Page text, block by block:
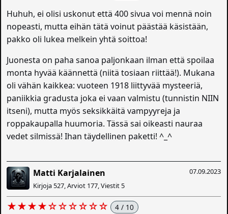
Huhuh, ei olisi uskonut että 400 sivua voi mennä noin
nopeasti, mutta eihän tätä voinut päästää käsistään,
pakko oli lukea melkein yhtä soittoa!
Juonesta on paha sanoa paljonkaan ilman että spoilaa
monta hyvää käännettä (niitä tosiaan riittää!). Mukana
oli vähän kaikkea: vuoteen 1918 liittyvää mysteeriä,
paniikkia gradusta joka ei vaan valmistu (tunnistin NIIN
itseni), mutta myös seksikkäitä vampyyreja ja
roppakaupalla huumoria. Tässä sai oikeasti nauraa
vedet silmissä! Ihan täydellinen paketti! ^_^
07.09.2023
Matti Karjalainen
Kirjoja 527, Arviot 177, Viestit 5
★★★★☆☆☆☆☆☆ 4 / 10